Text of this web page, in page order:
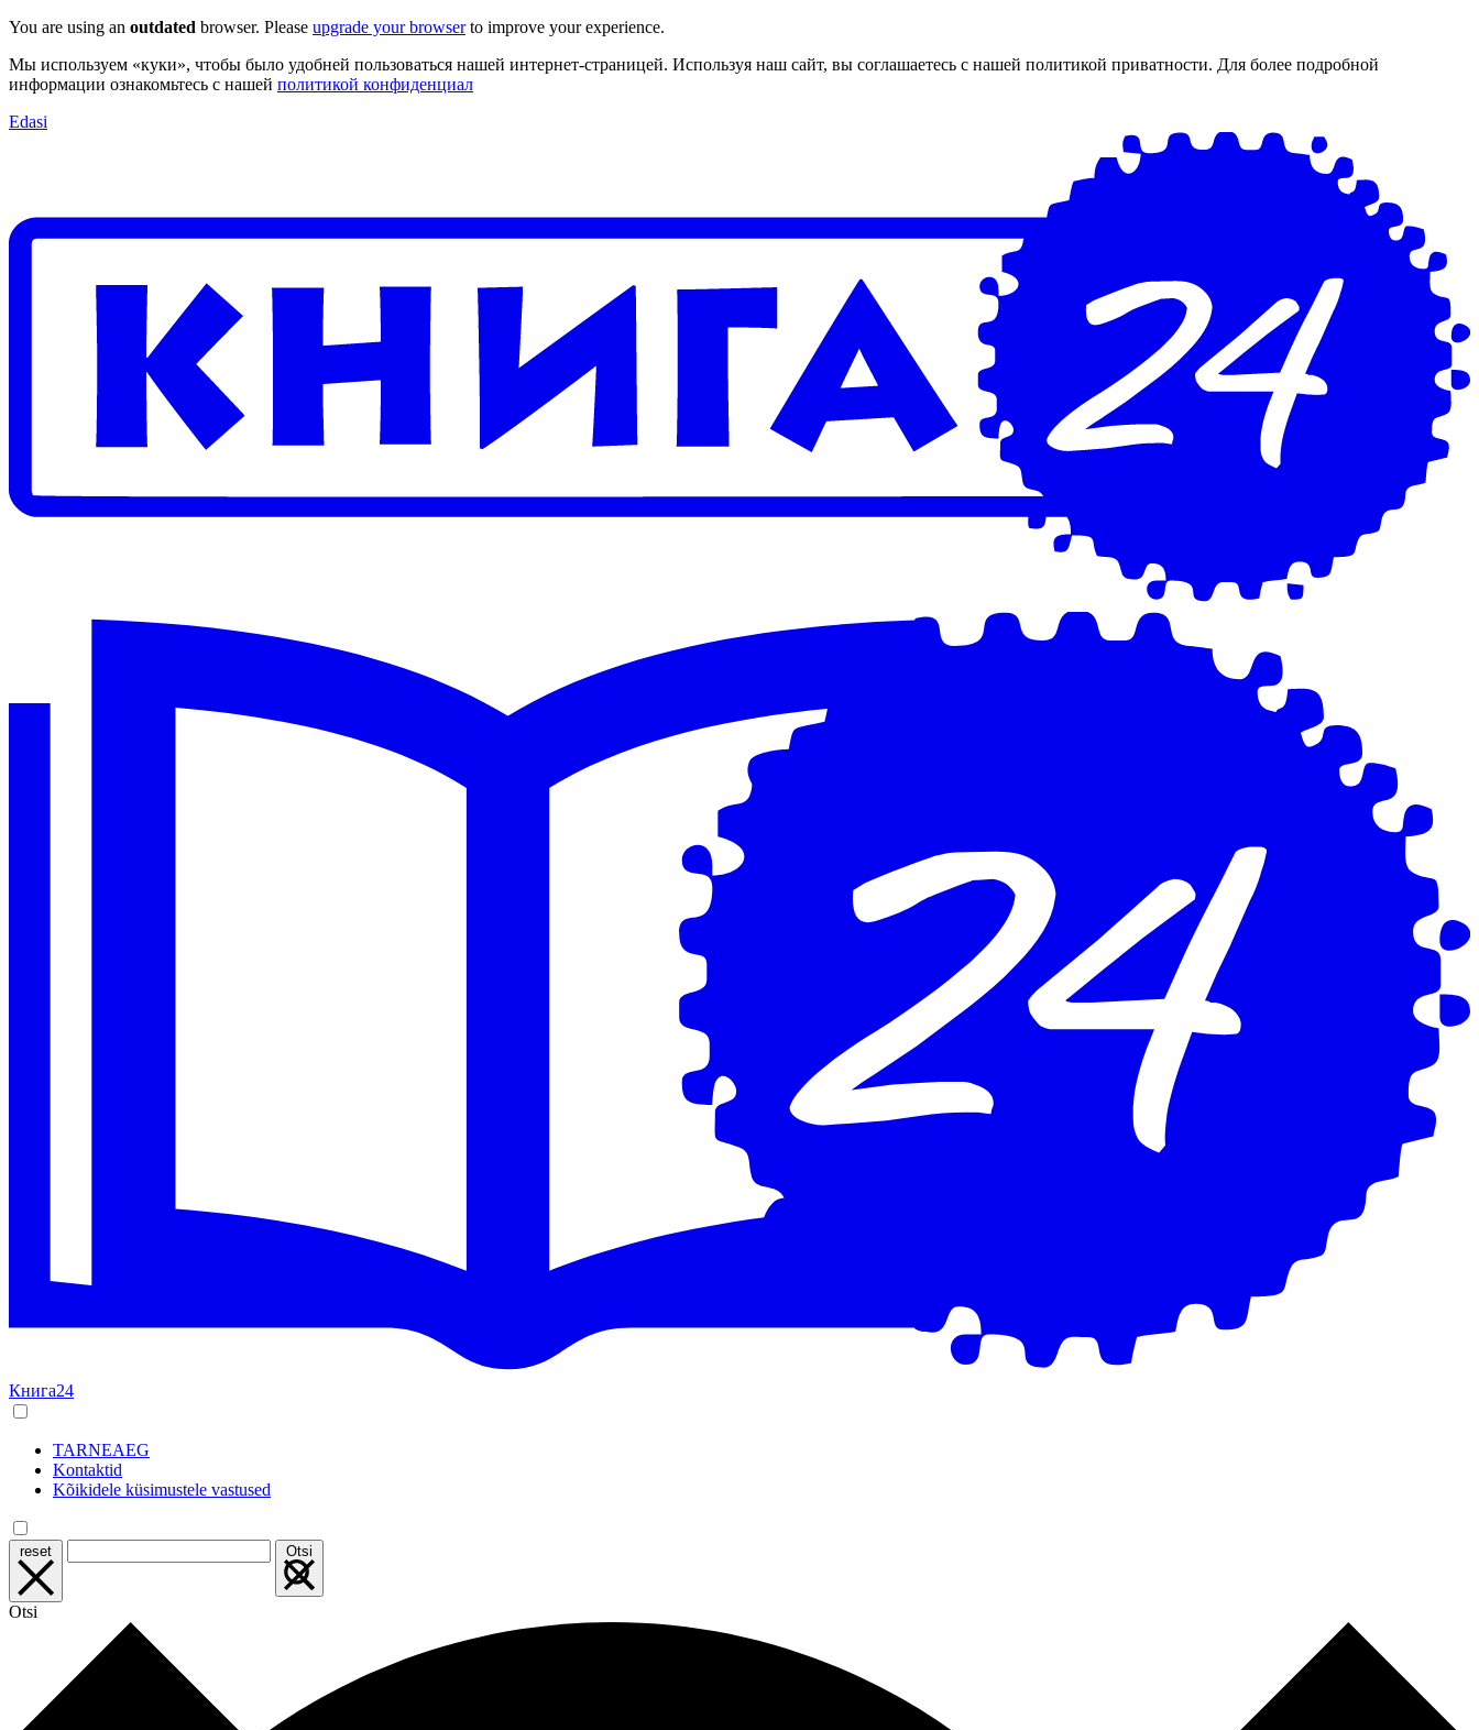
You are using an outdated browser. Please upgrade your browserto improve your experience.
Мы используем «куки», чтобы было удобней пользоваться нашей интернет-страницей. Используя наш сайт, вы соглашаетесь с нашей политикой приватности. Для более подробной
информации ознакомьтесь с нашей политикой конфиденциал
Edasi
Книга24
TARNEAEG
Kontaktid
Kõikidele küsimustele vastused
reset Otsi
Otsi